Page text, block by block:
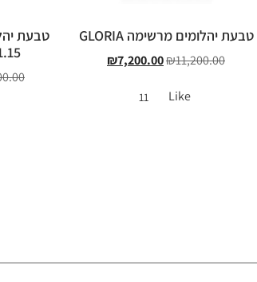
טבעת יהלומים מרשימה GLORIA
₪11,200.00
₪7,200.00
Like
11
טבעת
1.15 קראט